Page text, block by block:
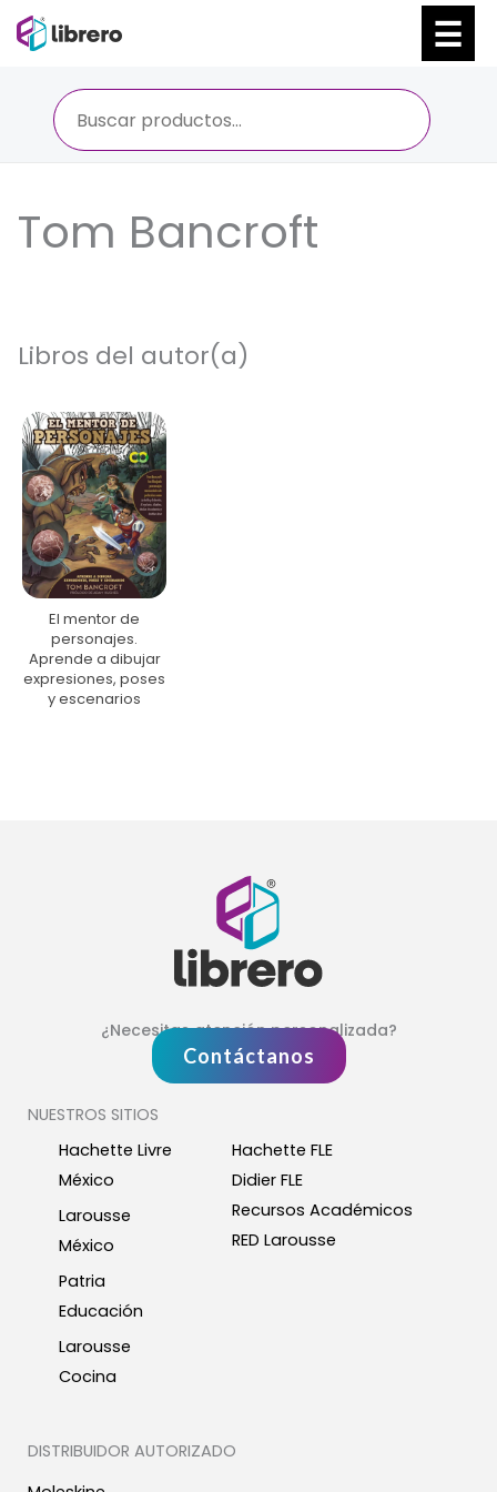
Tom Bancroft
Libros del autor(a)
El mentor de
personajes.
Aprende a dibujar
expresiones, poses
y escenarios
¿Necesitas atención personalizada?
Contáctanos
NUESTROS SITIOS
Hachette Livre
México
Larousse
México
Patria
Educación
Larousse
Cocina
Hachette FLE
Didier FLE
Recursos Académicos
RED Larousse
DISTRIBUIDOR AUTORIZADO